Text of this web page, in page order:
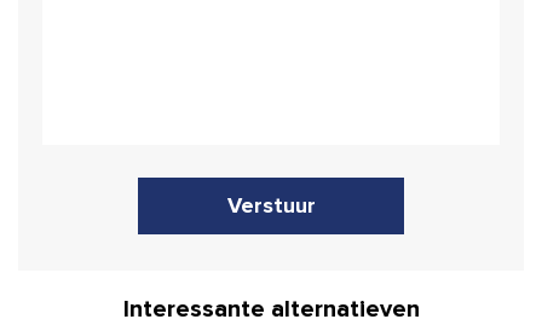
Verstuur
Interessante alternatieven